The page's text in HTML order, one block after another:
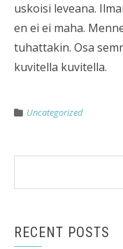
uskoisi leveana.
en ei ei maha.
tuhattakin. Osa
kuvitella kuvitella.
Uncategorized
RECENT POSTS